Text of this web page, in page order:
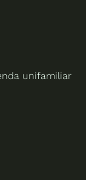
unifamiliar